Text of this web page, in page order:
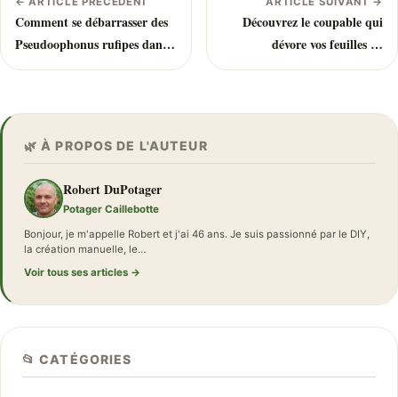
Comment se débarrasser des
Pseudoophonus rufipes dans
votre jardin ?
Découvrez le coupable qui
dévore vos feuilles de
concombre ! Et comment
🌿 À PROPOS DE L'AUTEUR
Robert DuPotager
Potager Caillebotte
Bonjour, je m'appelle Robert et j'ai 46 ans. Je suis passionné par le DIY,
la création manuelle, le…
Voir tous ses articles →
📂 CATÉGORIES